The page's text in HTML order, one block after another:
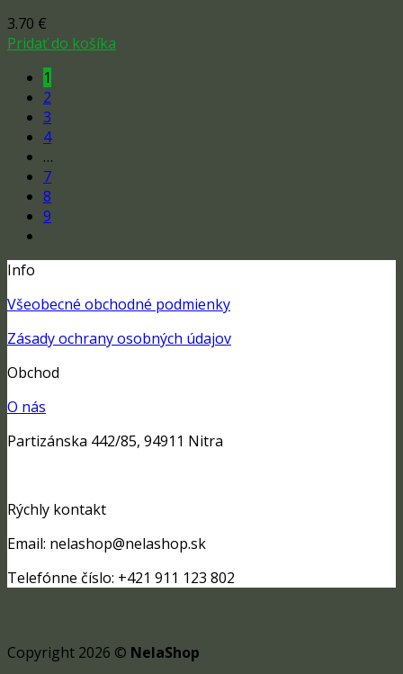
3.70 €
Pridať do košíka
1
2
3
4
…
7
8
9
Info
Všeobecné obchodné podmienky
Zásady ochrany osobných údajov
Obchod
O nás
Partizánska 442/85, 94911 Nitra
Rýchly kontakt
Email: nelashop@nelashop.sk
Telefónne číslo: +421 911 123 802
Copyright 2026 © NelaShop